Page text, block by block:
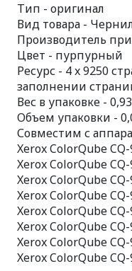
Тип - оригинал
Вид товара -
Производитель
Цвет - пурпурный
Ресурс - 4 x 9250
заполнении
Вес в упаковке -
Объем упаковки -
Совместим с
Xerox ColorQube
Xerox ColorQube CQ-
Xerox ColorQube
Xerox ColorQube
Xerox ColorQube
Xerox ColorQube CQ-
Xerox ColorQube
Xerox ColorQube